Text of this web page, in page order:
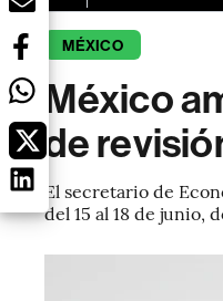
MÉXICO
México
de
El secretario de
del 15 al 18 de junio,